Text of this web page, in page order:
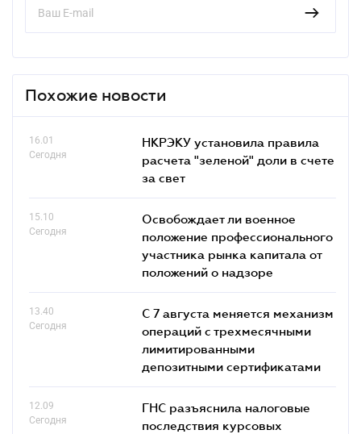
Похожие новости
16.01
Сегодня
НКРЭКУ установила правила
расчета "зеленой" доли в счете
за свет
15.10
Сегодня
Освобождает ли военное
положение профессионального
участника рынка капитала от
положений о надзоре
13.40
Сегодня
С 7 августа меняется механизм
операций с трехмесячными
лимитированными
депозитными сертификатами
12.09
Сегодня
ГНС разъяснила налоговые
последствия курсовых